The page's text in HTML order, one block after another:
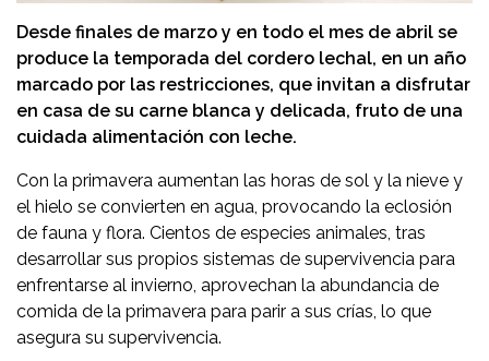
Desde finales de marzo y en todo el mes de abril se
produce la temporada del cordero lechal, en un año
marcado por las restricciones, que invitan a disfrutar
en casa de su carne blanca y delicada, fruto de una
cuidada alimentación con leche.
Con la primavera aumentan las horas de sol y la nieve y
el hielo se convierten en agua, provocando la eclosión
de fauna y flora. Cientos de especies animales, tras
desarrollar sus propios sistemas de supervivencia para
enfrentarse al invierno, aprovechan la abundancia de
comida de la primavera para parir a sus crías, lo que
asegura su supervivencia.